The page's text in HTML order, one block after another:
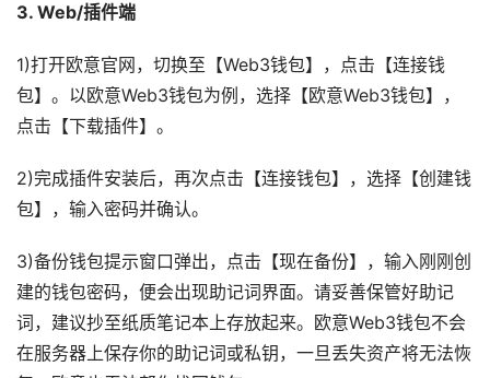
3. Web/插件端
1)打开欧意官网，切换至【Web3钱包】，点击【连接钱
包】。以欧意Web3钱包为例，选择【欧意Web3钱包】，
点击【下载插件】。
2)完成插件安装后，再次点击【连接钱包】，选择【创建钱
包】，输入密码并确认。
3)备份钱包提示窗口弹出，点击【现在备份】，输入刚刚创
建的钱包密码，便会出现助记词界面。请妥善保管好助记
词，建议抄至纸质笔记本上存放起来。欧意Web3钱包不会
在服务器上保存你的助记词或私钥，一旦丢失资产将无法恢